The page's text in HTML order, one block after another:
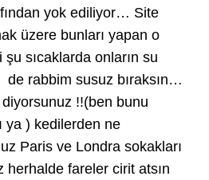
yok ediliyor… Site
üzere bunları yapan o
sıcaklarda onların su
de rabbim susuz bıraksın…
diyorsunuz !!(ben bunu
ya ) kedilerden ne
Paris ve Londra sokakları
fareler cirit atsın